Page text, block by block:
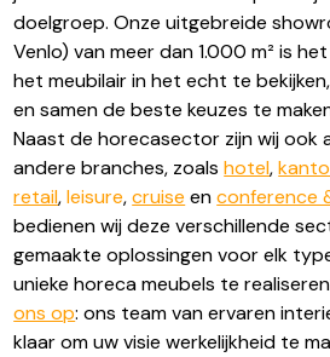
doelgroep. Onze uitgebreide
Venlo) van meer dan 1.000 m² is
het meubilair in het echt te
en samen de beste keuzes te
Naast de horecasector zijn wij ook
andere branches, zoalshotel,
retail,leisure,cruise enconference
bedienen wij deze verschillende
gemaakte oplossingen voor elk
unieke horeca meubels te
ons op: ons team van ervaren
klaar om uw visie werkelijkheid te